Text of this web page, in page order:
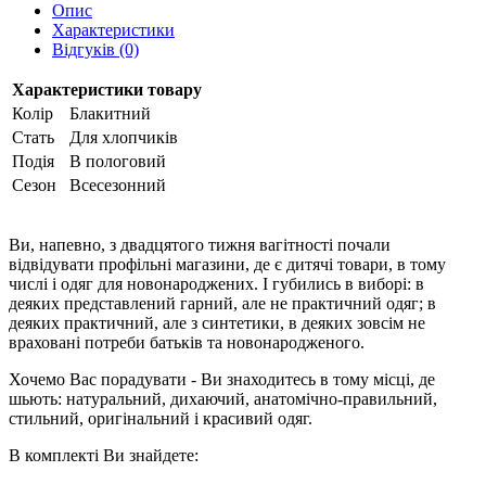
Опис
Характеристики
Відгуків (0)
Характеристики товару
Колір
Блакитний
Стать
Для хлопчиків
Подія
В пологовий
Сезон
Всесезонний
Ви, напевно, з двадцятого тижня вагітності почали
відвідувати профільні магазини, де є дитячі товари, в тому
числі і одяг для новонароджених. І губились в виборі: в
деяких представлений гарний, але не практичний одяг; в
деяких практичний, але з синтетики, в деяких зовсім не
враховані потреби батьків та новонародженого.
Хочемо Вас порадувати - Ви знаходитесь в тому місці, де
шьють: натуральний, дихаючий, анатомічно-правильний,
стильний, оригінальний і красивий одяг.
В комплекті Ви знайдете: